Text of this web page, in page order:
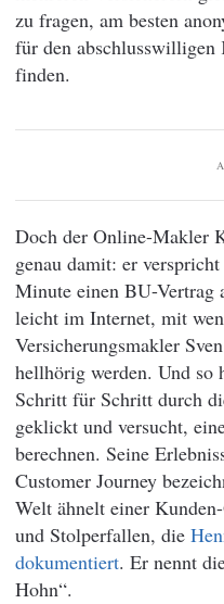
zu fragen, am besten
für den
finden.
Doch der Online-Makler
genau damit: er
Minute einen BU-Vertrag
leicht im Internet, mit
Versicherungsmakler
hellhörig werden. Und
Schritt für Schritt durch
geklickt und versucht,
berechnen. Seine
Customer Journey
Welt ähnelt einer
und Stolperfallen, die
dokumentiert. Er nennt
Hohn“.